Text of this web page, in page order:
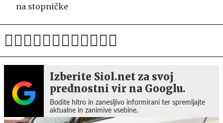
na stopničke
Izberite Siol.net za svoj
prednostni vir na Googlu.
Bodite hitro in zanesljivo informirani ter spremljajte
aktualne in zanimive vsebine.